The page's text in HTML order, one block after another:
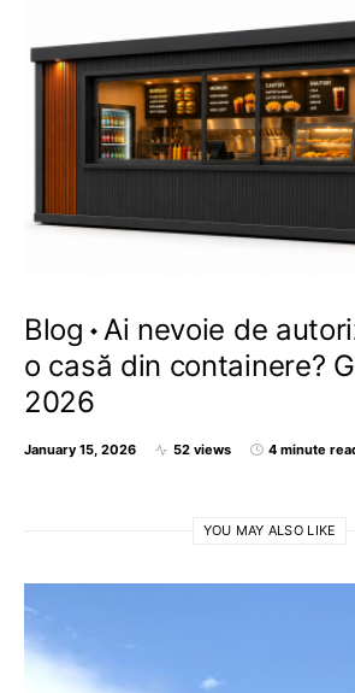
Blog
Ai nevoie de
o casă din containere?
2026
January 15, 2026 52 views 4 minute
YOU MAY ALSO LIKE